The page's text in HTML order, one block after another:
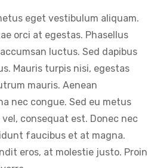
eget vestibulum aliquam.
orci at egestas. Phasellus
luctus. Sed dapibus
Mauris turpis nisi, egestas
mauris. Aenean
nec congue. Sed eu metus
consequat est. Donec nec
faucibus et at magna.
eros, at molestie justo. Proin